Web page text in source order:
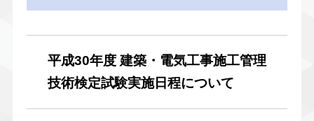
平成30年度 建築・電気工事施工管理
技術検定試験実施日程について